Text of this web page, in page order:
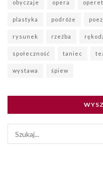
obyczaje opera
plastyka podróże
rysunek rzeźba
społeczność taniec
wystawa śpiew